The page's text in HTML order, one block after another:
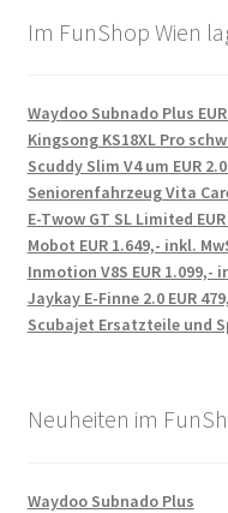
Im FunShop Wien
Waydoo Subnado Plus
Kingsong KS18XL Pro
Scuddy Slim V4 um EUR
Seniorenfahrzeug Vita
E-Twow GT SL Limited
Mobot EUR 1.649,- inkl.
Inmotion V8S EUR 1.099,-
Jaykay E-Finne 2.0 EUR
Scubajet Ersatzteile und
Neuheiten im
Waydoo Subnado Plus